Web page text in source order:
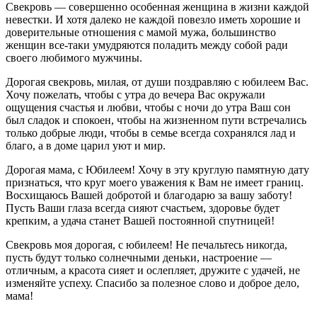
Свекровь — совершенно особенная женщина в жизни каждой
невестки. И хотя далеко не каждой повезло иметь хорошие и
доверительные отношения с мамой мужа, большинство
женщин все-таки умудряются поладить между собой ради
своего любимого мужчины.
Дорогая свекровь, милая, от души поздравляю с юбилеем Вас.
Хочу пожелать, чтобы с утра до вечера Вас окружали
ощущения счастья и любви, чтобы с ночи до утра Ваш сон
был сладок и спокоен, чтобы на жизненном пути встречались
только добрые люди, чтобы в семье всегда сохранялся лад и
благо, а в доме царил уют и мир.
Дорогая мама, с Юбилеем! Хочу в эту круглую памятную дату
признаться, что круг моего уважения к Вам не имеет границ.
Восхищаюсь Вашей добротой и благодарю за вашу заботу!
Пусть Ваши глаза всегда сияют счастьем, здоровье будет
крепким, а удача станет Вашей постоянной спутницей!
Свекровь моя дорогая, с юбилеем! Не печальтесь никогда,
пусть будут только солнечными деньки, настроение —
отличным, а красота сияет и ослепляет, дружите с удачей, не
изменяйте успеху. Спасибо за полезное слово и доброе дело,
мама!